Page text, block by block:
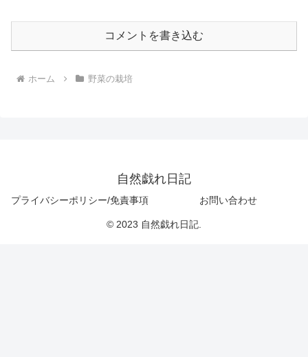
コメントを書き込む
ホーム 野菜の栽培
自然戯れ日記
プライバシーポリシー/免責事項 お問い合わせ
© 2023 自然戯れ日記.